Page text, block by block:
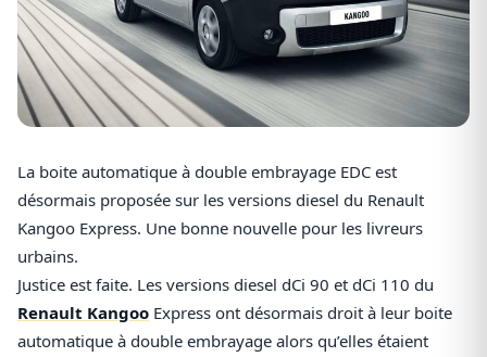
La boite automatique à double embrayage EDC est
désormais proposée sur les versions diesel du Renault
Kangoo Express. Une bonne nouvelle pour les livreurs
urbains.
Justice est faite. Les versions diesel dCi 90 et dCi 110 du
Renault Kangoo Express ont désormais droit à leur boite
automatique à double embrayage alors qu’elles étaient